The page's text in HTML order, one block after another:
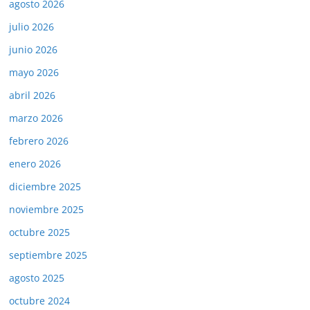
agosto 2026
julio 2026
junio 2026
mayo 2026
abril 2026
marzo 2026
febrero 2026
enero 2026
diciembre 2025
noviembre 2025
octubre 2025
septiembre 2025
agosto 2025
octubre 2024